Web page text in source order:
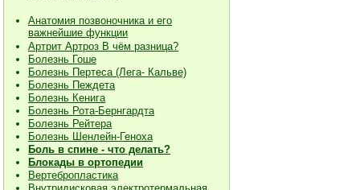
Анатомия позвоночника и его
важнейшие функции
Артрит Артроз В чём разница?
Болезнь Гоше
Болезнь Пертеса (Лега- Кальве)
Болезнь Пеждета
Болезнь Кенига
Болезнь Рота-Бернгардта
Болезнь Рейтера
Болезнь Шенлейн-Геноха
Боль в спине - что делать?
Блокады в ортопедии
Вертебропластика